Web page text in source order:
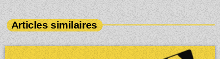
Articles similaires